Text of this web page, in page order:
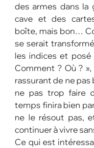
des armes dans la
cave et des
boîte, mais bon…
se serait
les indices et posé
Comment ? Où ?
rassurant de ne pas
ne pas trop faire
temps finira bien
ne le résout pas,
continuer à vivre
Ce qui est